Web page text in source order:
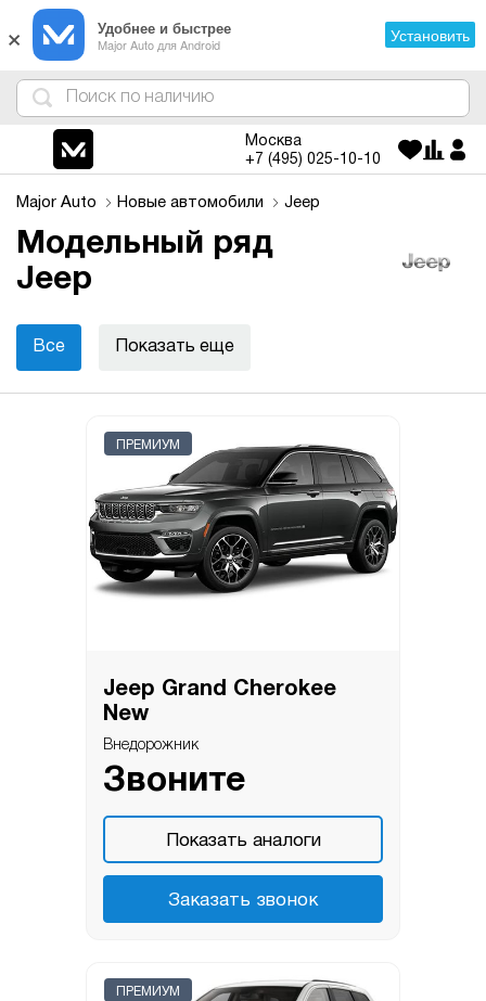
4
1
3
2
Москва
+7 (495) 025-10-10
Major Auto Новые автомобили Jeep
Модельный ряд
Jeep
Все Показать еще
ПРЕМИУМ
Jeep Grand Cherokee
New
Внедорожник
Звоните
Показать аналоги
Заказать звонок
ПРЕМИУМ
× Удобнее и быстрее
Major Auto для Android Установить